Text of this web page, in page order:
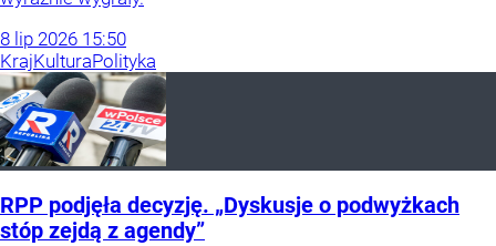
8 lip 2026 15:50
KrajKulturaPolityka
RPP podjęła decyzję. „Dyskusje o podwyżkach
stóp zejdą z agendy”